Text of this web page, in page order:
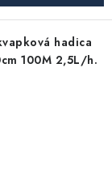
hadica
100M 2,5L/h.